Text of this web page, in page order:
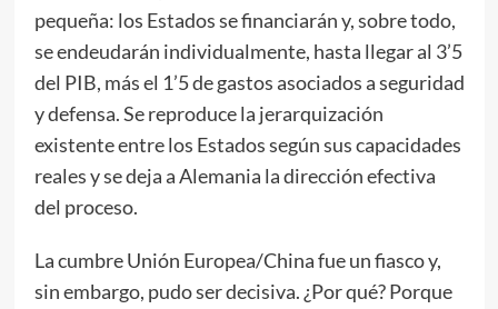
pequeña: los Estados se financiarán y, sobre todo,
se endeudarán individualmente, hasta llegar al 3’5
del PIB, más el 1’5 de gastos asociados a seguridad
y defensa. Se reproduce la jerarquización
existente entre los Estados según sus capacidades
reales y se deja a Alemania la dirección efectiva
del proceso.
La cumbre Unión Europea/China fue un fiasco y,
sin embargo, pudo ser decisiva. ¿Por qué? Porque